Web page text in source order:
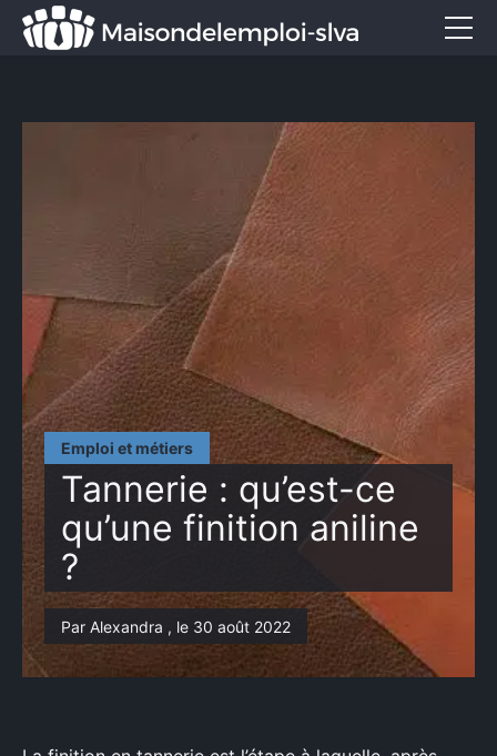
Emploi et métiers
Tannerie : qu’est-ce
qu’une finition aniline
?
Par Alexandra , le 30 août 2022
Formation
CONTACT